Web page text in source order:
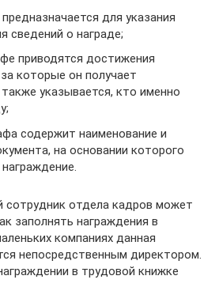
для указания
сведений о награде;
приводятся достижения
которые он получает
указывается, кто именно
содержит наименование и
на основании которого
отдела кадров может
заполнять награждения в
компаниях данная
непосредственным директором.
в трудовой книжке